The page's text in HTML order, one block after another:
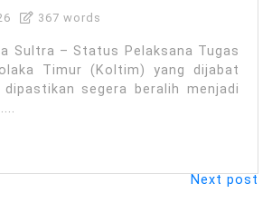
367 words
Sultra – Status Pelaksana Tugas
Timur (Koltim) yang dijabat
dipastikan segera beralih menjadi
Next post